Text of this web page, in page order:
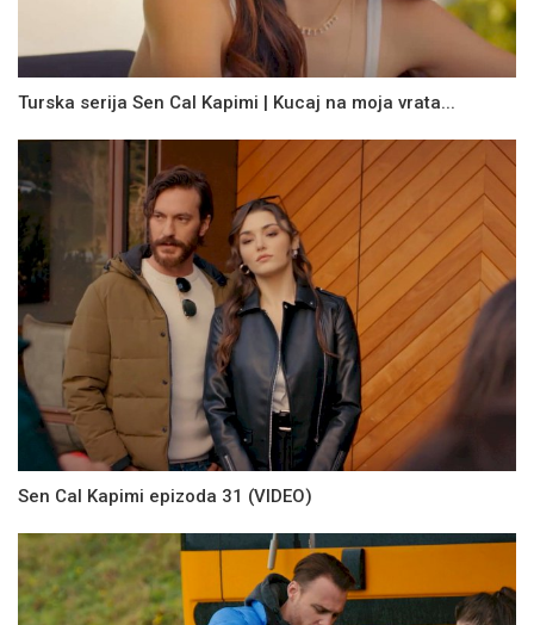
Turska serija Sen Cal Kapimi | Kucaj na moja vrata...
Sen Cal Kapimi epizoda 31 (VIDEO)